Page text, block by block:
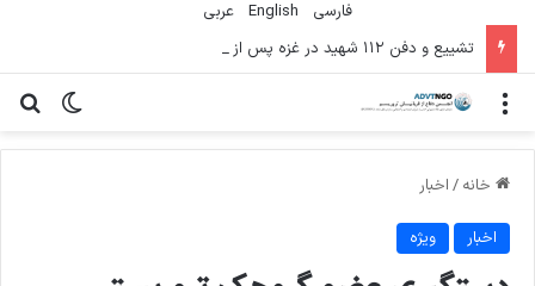
فارسی English
عربي
تشییع و دفن ۱۱۲ شهید در غزه پس از سه سال
تغییر منو
خانه / اخبار
اخبار ویژه